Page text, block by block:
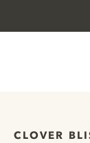
CLOVER